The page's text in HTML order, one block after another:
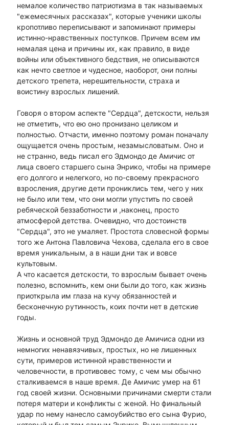
немалое количество патриотизма в так называемых
"ежемесячных рассказах", которые ученики школы
кропотливо переписывают и запоминают примеры
истинно-нравственных поступков. Причем всем им
немалая цена и причины их, как правило, в виде
войны или объективного бедствия, не описываются
как нечто светлое и чудесное, наоборот, они полны
детского трепета, нерешительности, страха и
воистину взрослых лишений.
Говоря о втором аспекте "Сердца", детскости, нельзя
не отметить, что ею оно пронизано целиком и
полностью. Отчасти, именно поэтому роман поначалу
ощущается очень простым, незамысловатым. Оно и
не странно, ведь писал его Эдмондо де Амичис от
лица своего старшего сына Энрико, чтобы на примере
его долгого и нелегкого, но по-своему прекрасного
взросления, другие дети прониклись тем, чего у них
не было или тем, что они могли упустить по своей
ребяческой беззаботности и ,наконец, просто
атмосферой детства. Очевидно, что достоинств
"Сердца", это не умаляет. Простота словесной формы
того же Антона Павловича Чехова, сделала его в свое
время уникальным, а в наши дни так и вовсе
культовым.
А что касается детскости, то взрослым бывает очень
полезно, вспомнить, кем они были до того, как жизнь
приоткрыла им глаза на кучу обязанностей и
бесконечную рутинность, коих почти нет в детские
годы.
Жизнь и основной труд Эдмондо де Амичиса одни из
немногих ненавязчивых, простых, но не лишенных
сути, примеров истинной нравственности и
человечности, в противовес тому, с чем мы обычно
сталкиваемся в наше время. Де Амичис умер на 61
год своей жизни. Основными причинами смерти стали
потеря матери и конфликты с женой. Но финальный
удар по нему нанесло самоубийство его сына Фурио,